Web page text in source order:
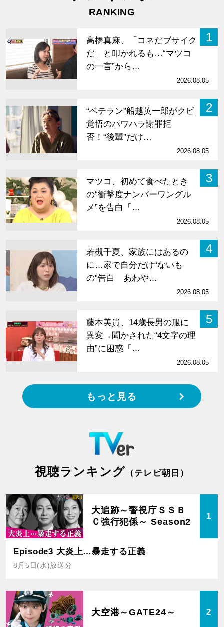
RANKING
1
高橋真麻、「コネだブサイク
だ」と叩かれるも…“マツコ
の一言”から…
2026.08.05
2
“ベテラン”船越英一郎がクビ
覚悟のパワハラ謝罪拒
否！“後輩”だけ…
2026.08.05
3
マツコ、初めて食べたとき
の“衝撃度ナンバーワングル
メ”を告白「…
2026.08.05
4
若槻千夏、家族にはあるの
に…家で自分だけ“ないも
の”告白 あわや…
2026.08.05
5
藤本美貴、14歳長男の服に
異変→聞かされた“4文字の理
由”に困惑「…
2026.08.05
もっと見る
視聴ランキング （テレビ朝日）
大追跡～警視庁ＳＳＢ
Ｃ強行犯係～ Season2
1
Episode3 大炎上…暴走する正義
8月5日(水)放送分
大空港～GATE24～ 2